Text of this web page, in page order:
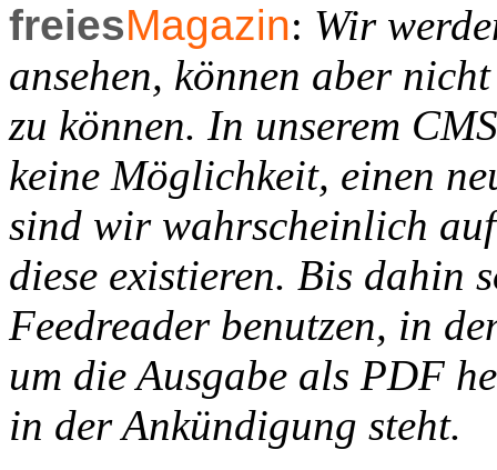
freiesMagazin: Wir
ansehen, können aber
zu können. In unserem
keine Möglichkeit, einen
sind wir wahrscheinlich
diese existieren. Bis dahin
Feedreader benutzen, in
um die Ausgabe als PDF
in der Ankündigung steht.